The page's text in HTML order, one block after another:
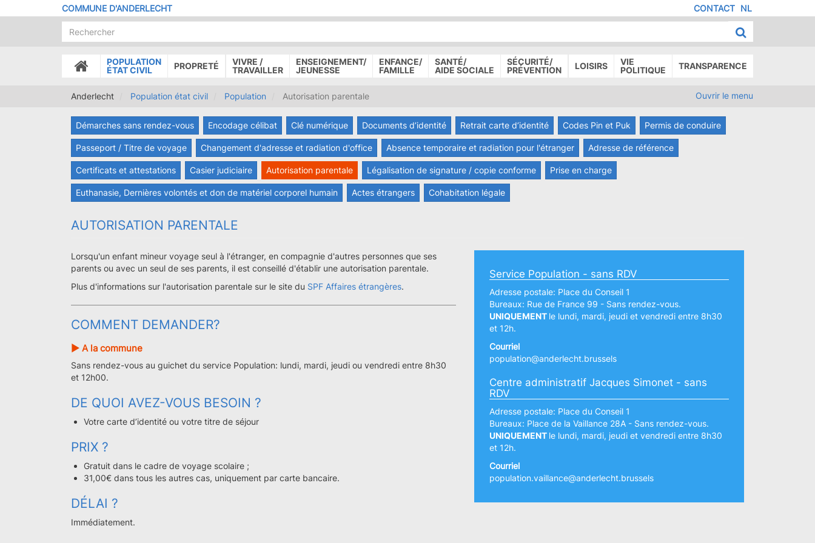
au
COMMUNE D'ANDERLECHT NL
MENU
DE
PAGE
CONTACT
ACCUEIL
POPULATION
ÉTAT CIVIL
PROPRETÉ
VIVRE /
TRAVAILLER
ENSEIGNEMENT/
JEUNESSE
ENFANCE/
FAMILLE
SANTÉ/
AIDE SOCIALE
SÉCURITÉ/
PRÉVENTION
LOISIRS
VIE
POLITIQUE
TRANSPARENCE
Anderlecht Population état civil Population Autorisation parentale Ouvrir le menu
Démarches sans rendez-vous Encodage célibat Clé numérique Documents d’identité Retrait carte d’identité Codes Pin et Puk Permis de conduire
Passeport / Titre de voyage Changement d'adresse et radiation d'office Absence temporaire et radiation pour l'étranger Adresse de référence
Certificats et attestations Casier judiciaire Autorisation parentale Légalisation de signature / copie conforme Prise en charge
Euthanasie, Dernières volontés et don de matériel corporel humain Actes étrangers Cohabitation légale
AUTORISATION PARENTALE
Service Population - sans RDV
Adresse postale: Place du Conseil 1
Bureaux: Rue de France 99 - Sans rendez-vous.
UNIQUEMENT le lundi, mardi, jeudi et vendredi entre 8h30
et 12h.
Courriel
population@anderlecht.brussels
Centre administratif Jacques Simonet - sans
RDV
Adresse postale: Place du Conseil 1
Bureaux: Place de la Vaillance 28A - Sans rendez-vous.
UNIQUEMENT le lundi, mardi, jeudi et vendredi entre 8h30
et 12h.
Courriel
population.vaillance@anderlecht.brussels
Lorsqu'un enfant mineur voyage seul à l'étranger, en compagnie d'autres personnes que ses
parents ou avec un seul de ses parents, il est conseillé d'établir une autorisation parentale.
Plus d'informations sur l'autorisation parentale sur le site du SPF Affaires étrangères.
COMMENT DEMANDER?
► A la commune
Sans rendez-vous au guichet du service Population: lundi, mardi, jeudi ou vendredi entre 8h30
et 12h00.
DE QUOI AVEZ-VOUS BESOIN ?
Votre carte d’identité ou votre titre de séjour
PRIX ?
Gratuit dans le cadre de voyage scolaire ;
31,00€ dans tous les autres cas, uniquement par carte bancaire.
DÉLAI ?
Immédiatement.